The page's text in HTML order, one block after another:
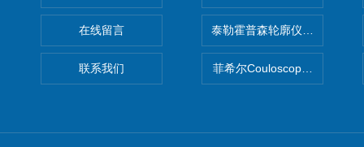
在线留言
联系我们
泰勒霍普森轮廓仪|TAYLOR
菲希尔Couloscope CMS2电